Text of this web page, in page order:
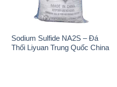
Sodium Sulfide NA2S – Đá
Thối Liyuan Trung Quốc China